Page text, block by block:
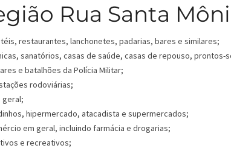
Rua Santa
restaurantes, lanchonetes, padarias, bares e similares;
sanatórios, casas de saúde, casas de repouso, prontos-
e batalhões da Polícia Militar;
rodoviárias;
geral;
hipermercado, atacadista e supermercados;
em geral, incluindo farmácia e drogarias;
e recreativos;